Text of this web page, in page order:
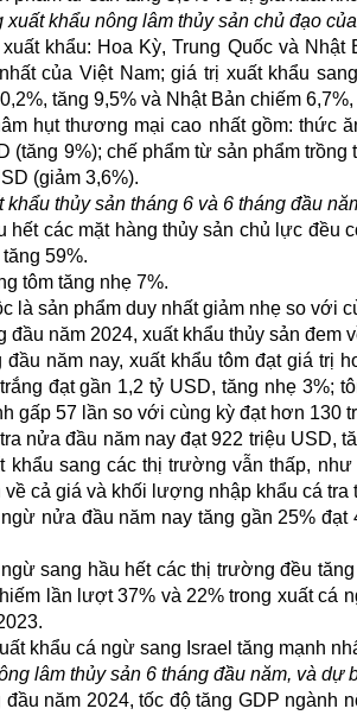
xuất khẩu nông lâm thủy sản chủ đạo
khẩu: Hoa Kỳ, Trung Quốc và
của Việt Nam; giá trị xuất khẩu
tăng 9,5% và Nhật Bản chiếm 6,7%,
hụt thương mại cao nhất gồm: thức
(tăng 9%); chế phẩm từ sản phẩm
(giảm 3,6%).
khẩu thủy sản tháng 6 và 6 tháng đầu
hết các mặt hàng thủy sản chủ lực đều
59%.
tôm tăng nhẹ 7%.
là sản phẩm duy nhất giảm nhẹ so với
đầu năm 2024, xuất khẩu thủy sản
đầu năm nay, xuất khẩu tôm đạt giá trị
đạt gần 1,2 tỷ USD, tăng nhẹ 3%;
gấp 57 lần so với cùng kỳ đạt hơn 130
nửa đầu năm nay đạt 922 triệu USD,
khẩu sang các thị trường vẫn thấp,
về cả giá và khối lượng nhập khẩu cá tra
nửa đầu năm nay tăng gần 25%
sang hầu hết các thị trường đều
lần lượt 37% và 22% trong xuất cá
khẩu cá ngừ sang Israel tăng mạnh
lâm thủy sản 6 tháng đầu năm, và dự
đầu năm 2024, tốc độ tăng GDP ngành